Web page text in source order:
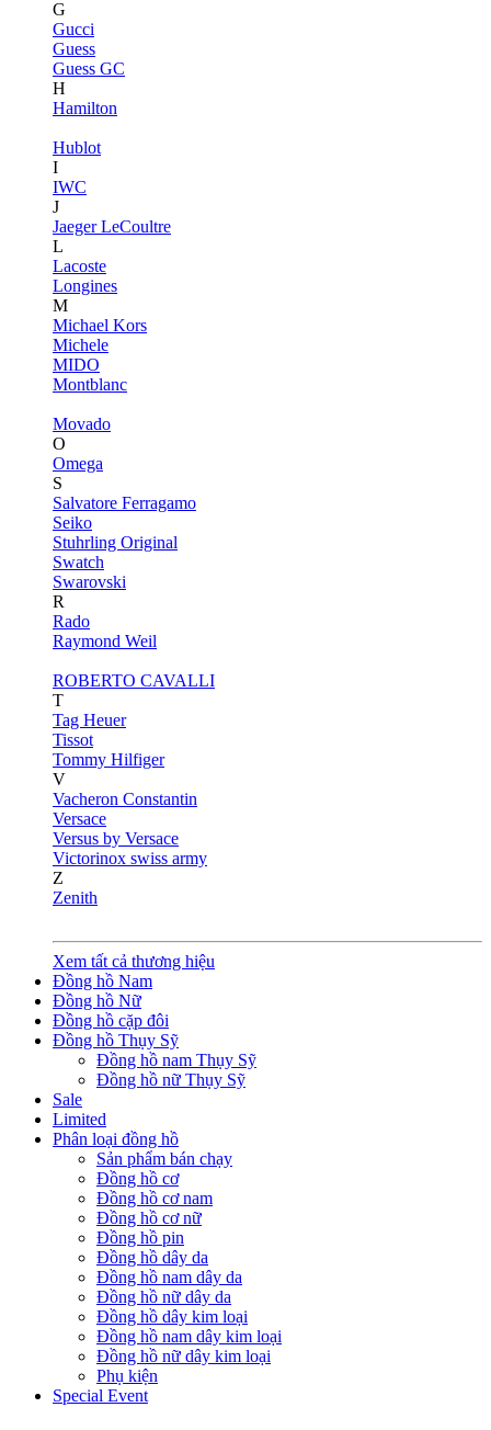
G
Gucci
Guess
Guess GC
H
Hamilton
Hublot
I
IWC
J
Jaeger LeCoultre
L
Lacoste
Longines
M
Michael Kors
Michele
MIDO
Montblanc
Movado
O
Omega
S
Salvatore Ferragamo
Seiko
Stuhrling Original
Swatch
Swarovski
R
Rado
Raymond Weil
ROBERTO CAVALLI
T
Tag Heuer
Tissot
Tommy Hilfiger
V
Vacheron Constantin
Versace
Versus by Versace
Victorinox swiss army
Z
Zenith
Xem tất cả thương hiệu
Đồng hồ Nam
Đồng hồ Nữ
Đồng hồ cặp đôi
Đồng hồ Thụy Sỹ
Đồng hồ nam Thụy Sỹ
Đồng hồ nữ Thụy Sỹ
Sale
Limited
Phân loại đồng hồ
Sản phẩm bán chạy
Đồng hồ cơ
Đồng hồ cơ nam
Đồng hồ cơ nữ
Đồng hồ pin
Đồng hồ dây da
Đồng hồ nam dây da
Đồng hồ nữ dây da
Đồng hồ dây kim loại
Đồng hồ nam dây kim loại
Đồng hồ nữ dây kim loại
Phụ kiện
Special Event